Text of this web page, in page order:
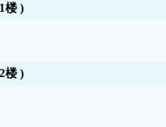
1楼 )
2楼 )